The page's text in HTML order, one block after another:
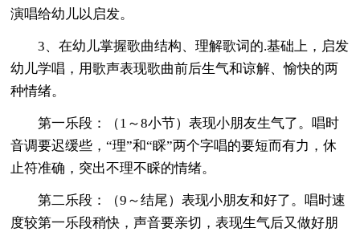
演唱给幼儿以启发。
3、在幼儿掌握歌曲结构、理解歌词的.基础上，启发
幼儿学唱，用歌声表现歌曲前后生气和谅解、愉快的两
种情绪。
第一乐段：（1～8小节）表现小朋友生气了。唱时
音调要迟缓些，“理”和“睬”两个字唱的要短而有力，休
止符准确，突出不理不睬的情绪。
第二乐段：（9～结尾）表现小朋友和好了。唱时速
度较第一乐段稍快，声音要亲切，表现生气后又做好朋